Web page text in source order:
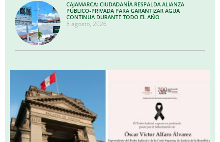
CAJAMARCA: CIUDADANÍA RESPALDA ALIANZA
PÚBLICO-PRIVADA PARA GARANTIZAR AGUA
CONTINUA DURANTE TODO EL AÑO
8 agosto, 2026